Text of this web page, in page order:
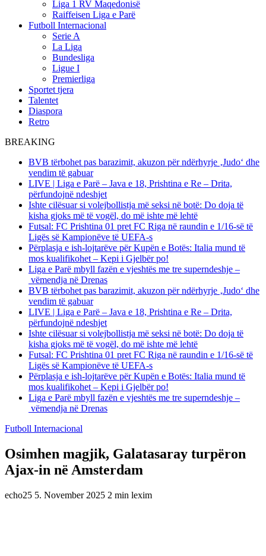
Liga 1 RV Maqedonisë
Raiffeisen Liga e Parë
Futboll Internacional
Serie A
La Liga
Bundesliga
Ligue I
Premierliga
Sportet tjera
Talentet
Diaspora
Retro
BREAKING
BVB tërbohet pas barazimit, akuzon për ndërhyrje ‚Judo‘ dhe
vendim të gabuar
LIVE | Liga e Parë – Java e 18, Prishtina e Re – Drita,
përfundojnë ndeshjet
Ishte cilësuar si volejbollistja më seksi në botë: Do doja të
kisha gjoks më të vogël, do më ishte më lehtë
Futsal: FC Prishtina 01 pret FC Riga në raundin e 1/16-së të
Ligës së Kampionëve të UEFA-s
Përplasja e ish-lojtarëve për Kupën e Botës: Italia mund të
mos kualifikohet – Kepi i Gjelbër po!
Liga e Parë mbyll fazën e vjeshtës me tre superndeshje –
vëmendja në Drenas
BVB tërbohet pas barazimit, akuzon për ndërhyrje ‚Judo‘ dhe
vendim të gabuar
LIVE | Liga e Parë – Java e 18, Prishtina e Re – Drita,
përfundojnë ndeshjet
Ishte cilësuar si volejbollistja më seksi në botë: Do doja të
kisha gjoks më të vogël, do më ishte më lehtë
Futsal: FC Prishtina 01 pret FC Riga në raundin e 1/16-së të
Ligës së Kampionëve të UEFA-s
Përplasja e ish-lojtarëve për Kupën e Botës: Italia mund të
mos kualifikohet – Kepi i Gjelbër po!
Liga e Parë mbyll fazën e vjeshtës me tre superndeshje –
vëmendja në Drenas
Futboll Internacional
Osimhen magjik, Galatasaray turpëron
Ajax-in në Amsterdam
echo25 5. November 2025 2 min lexim